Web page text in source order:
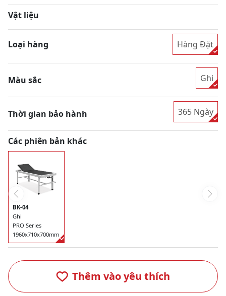
Vật liệu
Loại hàng Hàng Đặt
Màu sắc Ghi
Thời gian bảo hành 365 Ngày
Các phiên bản khác
BK-04
Ghi
PRO Series
1960x710x700mm
Thêm vào yêu thích